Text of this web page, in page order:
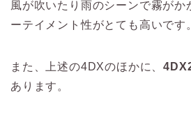
風が吹いたり雨のシーンで霧がか
ーテイメント性がとても高いです
また、上述の4DXのほかに、
あります。